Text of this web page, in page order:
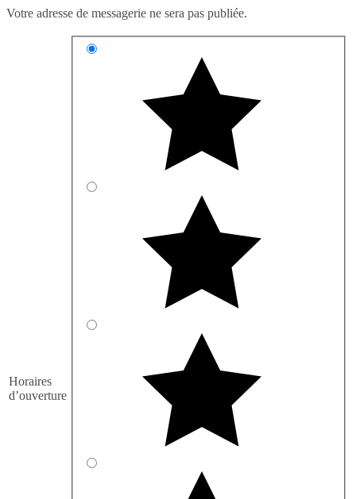
Votre adresse de messagerie ne sera pas publiée.
Horaires
d’ouverture